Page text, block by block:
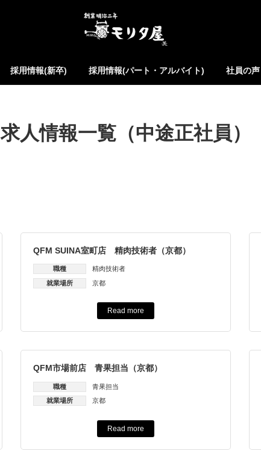
採用情報(新卒) 採用情報(パート・アルバイト) 社員の声
求人情報一覧（中途正社員）
QFM SUINA室町店 精肉技術者（京都）
職種
精肉技術者
就業場所
京都
Read more
QFM市場前店 青果担当（京都）
職種
青果担当
就業場所
京都
Read more